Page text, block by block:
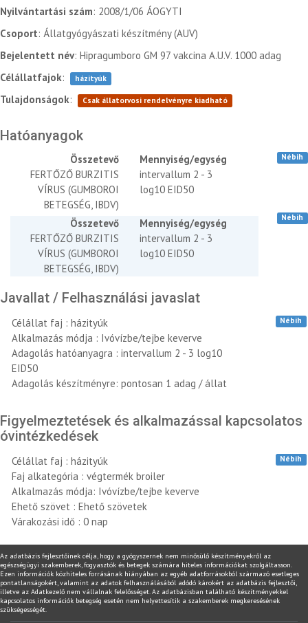
Nyilvántartási szám: 2008/1/06 ÁOGYTI
Csoport: Állatgyógyászati készítmény (AUV)
Bejelentett név: Hipragumboro GM 97 vakcina A.U.V. 1000 adag
Célállatfajok: házityúk
Tulajdonságok: Csak állatorvosi rendelvényre kiadható
Hatóanyagok
Összetevő
Mennyiség/egység
FERTŐZŐ BURZITIS
VÍRUS (GUMBOROI
BETEGSÉG, IBDV)
intervallum 2 - 3
log10 EID50
Nébih
Összetevő
Mennyiség/egység
FERTŐZŐ BURZITIS
VÍRUS (GUMBOROI
BETEGSÉG, IBDV)
intervallum 2 - 3
log10 EID50
Nébih
Javallat / Felhasználási javaslat
Célállat faj : házityúk
Alkalmazás módja : Ivóvízbe/tejbe keverve
Adagolás hatóanyagra : intervallum 2 - 3 log10
EID50
Adagolás készítményre: pontosan 1 adag / állat
Nébih
Figyelmeztetések és alkalmazással kapcsolatos
óvintézkedések
Célállat faj : házityúk
Faj alkategória : végtermék broiler
Alkalmazás módja: Ivóvízbe/tejbe keverve
Ehető szövet : Ehető szövetek
Várakozási idő : 0 nap
Nébih
Az adatbázis fejlesztőinek célja, hogy a gyógyszernek nem minősülő készítményekről az
egészségügyi szakemberek, fogyasztók és betegek számára hiteles információkat szolgáltasson.
Ezen információk közhiteles forrásának hiányában az egyéb adatforrásokból származó esetleges
pontatlanságokért, valamint az adatok felhasználásából adódó károkért az adatbázis fejlesztői,
illetve az Adatkezelő nem vállalnak felelősséget. Az adatbázisban található készítményekkel
kapcsolatos információk betegség esetén nem helyettesítik a szakemberek megkeresésének
szükségességét.